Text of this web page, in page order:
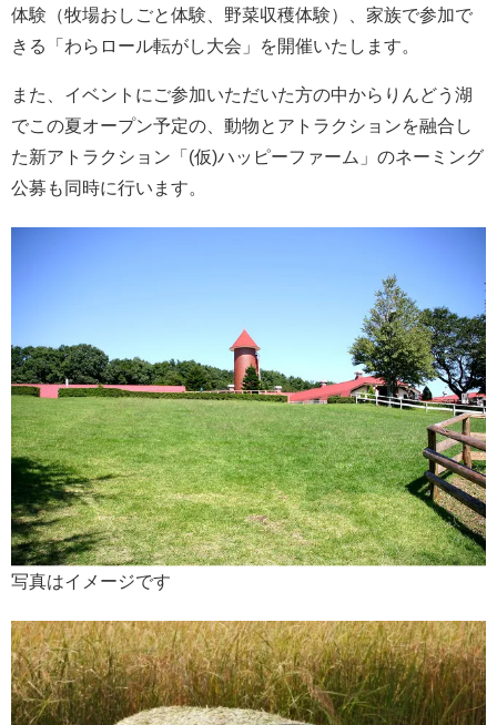
体験（牧場おしごと体験、野菜収穫体験）、家族で参加で
きる「わらロール転がし大会」を開催いたします。
また、イベントにご参加いただいた方の中からりんどう湖
でこの夏オープン予定の、動物とアトラクションを融合し
た新アトラクション「(仮)ハッピーファーム」のネーミング
公募も同時に行います。
写真はイメージです